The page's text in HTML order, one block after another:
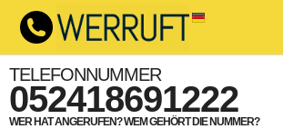
TELEFONNUMMER
052418691222
WER HAT ANGERUFEN? WEM GEHÖRT DIE NUMMER?